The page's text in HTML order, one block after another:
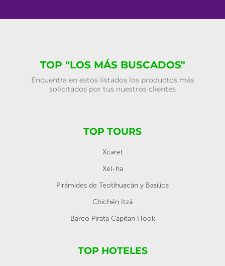
TOP "LOS MÁS BUSCADOS"
Encuentra en estos listados los productos más
solicitados por tus nuestros clientes
TOP TOURS
Xcaret
Xel-ha
Pirámides de Teotihuacán y Basílica
Chichén Itzá
Barco Pirata Capitan Hook
TOP HOTELES